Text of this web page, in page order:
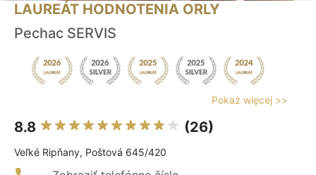
LAUREÁT HODNOTENIA ORLY
Pechac SERVIS
Pokaż więcej >>
8.8 (26)
Veľké Ripňany, Poštová 645/420